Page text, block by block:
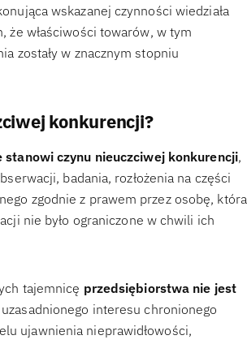
wskazanej czynności wiedziała
że właściwości towarów, w tym
zostały w znacznym stopniu
konkurencji?
stanowi czynu nieuczciwej konkurencji,
badania, rozłożenia na części
zgodnie z prawem przez osobę, która
nie było ograniczone w chwili ich
tajemnicę przedsiębiorstwa nie jest
interesu chronionego
ujawnienia nieprawidłowości,